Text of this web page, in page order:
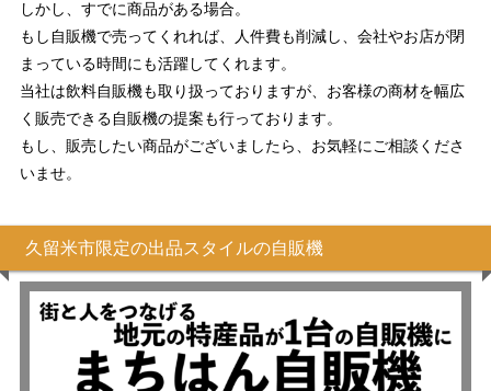
しかし、すでに商品がある場合。
もし自販機で売ってくれれば、人件費も削減し、会社やお店が閉
まっている時間にも活躍してくれます。
当社は飲料自販機も取り扱っておりますが、お客様の商材を幅広
く販売できる自販機の提案も行っております。
もし、販売したい商品がございましたら、お気軽にご相談くださ
いませ。
久留米市限定の出品スタイルの自販機